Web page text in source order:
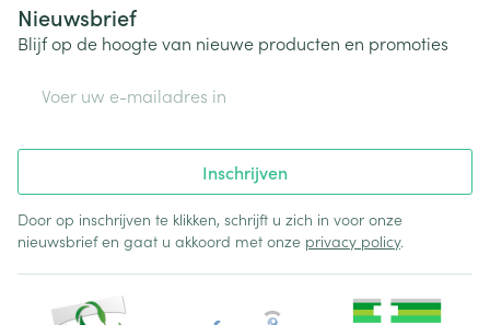
Nieuwsbrief
Blijf op de hoogte van nieuwe producten en promoties
Inschrijven
Door op inschrijven te klikken, schrijft u zich in voor onze
nieuwsbrief en gaat u akkoord met onze privacy policy.